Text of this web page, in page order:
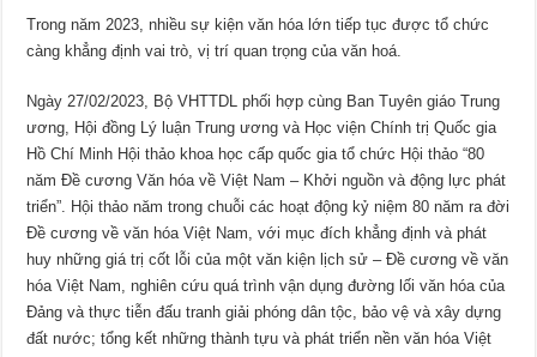
Trong năm 2023, nhiều sự kiện văn hóa lớn tiếp tục được tổ chức
càng khẳng định vai trò, vị trí quan trọng của văn hoá.
Ngày 27/02/2023, Bộ VHTTDL phối hợp cùng Ban Tuyên giáo Trung
ương, Hội đồng Lý luận Trung ương và Học viện Chính trị Quốc gia
Hồ Chí Minh Hội thảo khoa học cấp quốc gia tổ chức Hội thảo “80
năm Đề cương Văn hóa về Việt Nam – Khởi nguồn và động lực phát
triển”. Hội thảo năm trong chuỗi các hoạt động kỷ niệm 80 năm ra đời
Đề cương về văn hóa Việt Nam, với mục đích khẳng định và phát
huy những giá trị cốt lỗi của một văn kiện lịch sử – Đề cương về văn
hóa Việt Nam, nghiên cứu quá trình vận dụng đường lối văn hóa của
Đảng và thực tiễn đấu tranh giải phóng dân tộc, bảo vệ và xây dựng
đất nước; tổng kết những thành tựu và phát triển nền văn hóa Việt